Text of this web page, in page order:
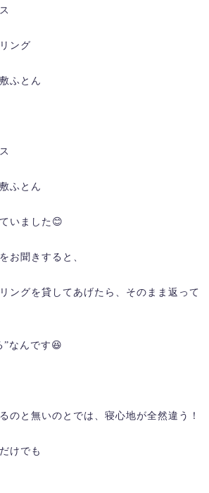
ング
ふとん
ふとん
いました😊
お聞きすると、
ングを貸してあげたら、そのまま返って
”なんです😆
のと無いのとでは、寝心地が全然違う！
けでも